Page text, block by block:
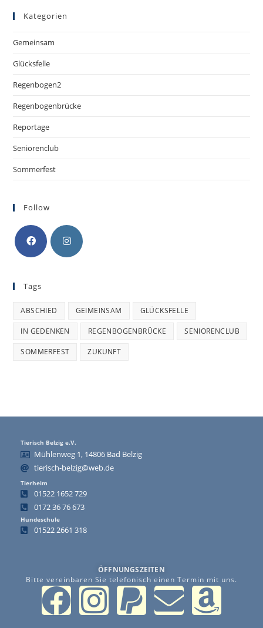
Kategorien
Gemeinsam
Glücksfelle
Regenbogen2
Regenbogenbrücke
Reportage
Seniorenclub
Sommerfest
Follow
Tags
ABSCHIED GEIMEINSAM GLÜCKSFELLE
IN GEDENKEN REGENBOGENBRÜCKE SENIORENCLUB
SOMMERFEST ZUKUNFT
Tierisch Belzig e.V.
Mühlenweg 1, 14806 Bad Belzig
tierisch-belzig@web.de
Tierheim
01522 1652 729
0172 36 76 673
Hundeschule
01522 2661 318
ÖFFNUNGSZEITEN
Bitte vereinbaren Sie telefonisch einen Termin mit uns.